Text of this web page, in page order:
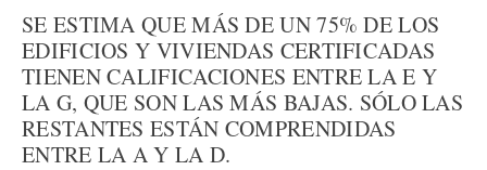
SE ESTIMA QUE MÁS DE UN 75% DE LOS
EDIFICIOS Y VIVIENDAS CERTIFICADAS
TIENEN CALIFICACIONES ENTRE LA E Y
LA G, QUE SON LAS MÁS BAJAS. SÓLO LAS
RESTANTES ESTÁN COMPRENDIDAS
ENTRE LA A Y LA D.